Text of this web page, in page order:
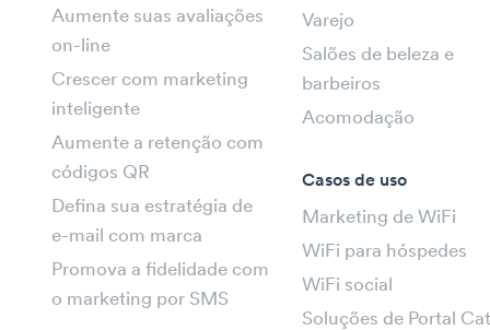
Aumente suas avaliações
on-line
Crescer com marketing
inteligente
Aumente a retenção com
códigos QR
Defina sua estratégia de
e-mail com marca
Promova a fidelidade com
o marketing por SMS
Varejo
Salões de beleza e
barbeiros
Acomodação
Casos de uso
Marketing de WiFi
WiFi para hóspedes
WiFi social
Soluções de Portal